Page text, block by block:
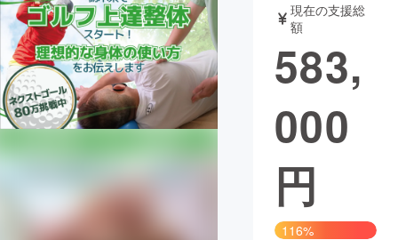
テクノロジー・ガジェット
映像・映画 書籍・雑誌
ビジネス・起業 チャレンジ
CAMPFIRE for Social Good
CAMPFIRE Creation
現在の支援総
額
583,
000
円
116%